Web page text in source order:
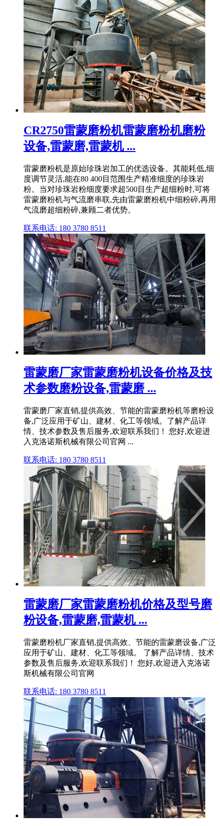
CR2750雷蒙磨粉机雷蒙磨粉机磨粉
设备,雷蒙磨,雷蒙机 ...
雷蒙磨粉机是原始珍珠岩加工的优选设备。其能耗低,细
度调节灵活,能在80 400目范围生产精准细度的珍珠岩
粉。当对珍珠岩粉细度要求超500目生产超细粉时,可将
雷蒙磨粉机与气流磨串联,先由雷蒙磨粉机中细粉碎,再用
气流磨超细粉碎,兼顾二者优势。
联系电话: 180 3780 8511
雷蒙磨厂家雷蒙磨粉机设备价格及技
术参数磨粉设备,雷蒙磨 ...
雷蒙磨厂家直销,提供高效、节能的雷蒙磨粉机等磨粉设
备,广泛应用于矿山、建材、化工等领域。了解产品详
情、技术参数及售后服务,欢迎联系我们！ 您好,欢迎进
入克洛诺斯机械有限公司官网 ...
联系电话: 180 3780 8511
雷蒙磨厂家雷蒙磨粉机价格及型号磨
粉设备,雷蒙磨,雷蒙机 ...
雷蒙磨粉机厂家直销,提供高效、节能的雷蒙磨设备,广泛
应用于矿山、建材、化工等领域。 了解产品详情、技术
参数及售后服务,欢迎联系我们！ 您好,欢迎进入克洛诺
斯机械有限公司官网
联系电话: 180 3780 8511